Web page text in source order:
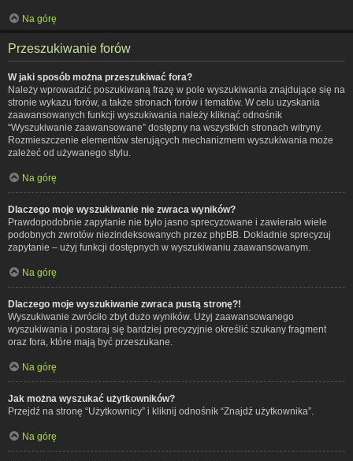
Na górę
Przeszukiwanie forów
W jaki sposób można przeszukiwać fora?
Należy wprowadzić poszukiwaną frazę w pole wyszukiwania znajdujące się na
stronie wykazu forów, a także stronach forów i tematów. W celu uzyskania
zaawansowanych funkcji wyszukiwania należy kliknąć odnośnik
“Wyszukiwanie zaawansowane” dostępny na wszystkich stronach witryny.
Rozmieszczenie elementów sterujących mechanizmem wyszukiwania może
zależeć od używanego stylu.
Na górę
Dlaczego moje wyszukiwanie nie zwraca wyników?
Prawdopodobnie zapytanie nie było jasno sprecyzowane i zawierało wiele
podobnych zwrotów niezindeksowanych przez phpBB. Dokładnie sprecyzuj
zapytanie – użyj funkcji dostępnych w wyszukiwaniu zaawansowanym.
Na górę
Dlaczego moje wyszukiwanie zwraca pustą stronę?!
Wyszukiwanie zwróciło zbyt dużo wyników. Użyj zaawansowanego
wyszukiwania i postaraj się bardziej precyzyjnie określić szukany fragment
oraz fora, które mają być przeszukane.
Na górę
Jak można wyszukać użytkowników?
Przejdź na stronę “Użytkownicy” i kliknij odnośnik “Znajdź użytkownika”.
Na górę